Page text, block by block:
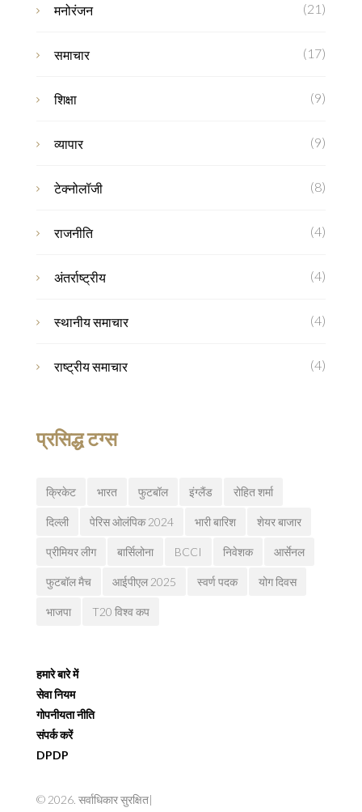
मनोरंजन (21)
समाचार (17)
शिक्षा (9)
व्यापार (9)
टेक्नोलॉजी (8)
राजनीति (4)
अंतर्राष्ट्रीय (4)
स्थानीय समाचार (4)
राष्ट्रीय समाचार (4)
प्रसिद्ध टग्स
क्रिकेट भारत फुटबॉल इंग्लैंड रोहित शर्मा
दिल्ली पेरिस ओलंपिक 2024 भारी बारिश शेयर बाजार
प्रीमियर लीग बार्सिलोना BCCI निवेशक आर्सेनल
फुटबॉल मैच आईपीएल 2025 स्वर्ण पदक योग दिवस
भाजपा T20 विश्व कप
हमारे बारे में
सेवा नियम
गोपनीयता नीति
संपर्क करें
DPDP
© 2026. सर्वाधिकार सुरक्षित|